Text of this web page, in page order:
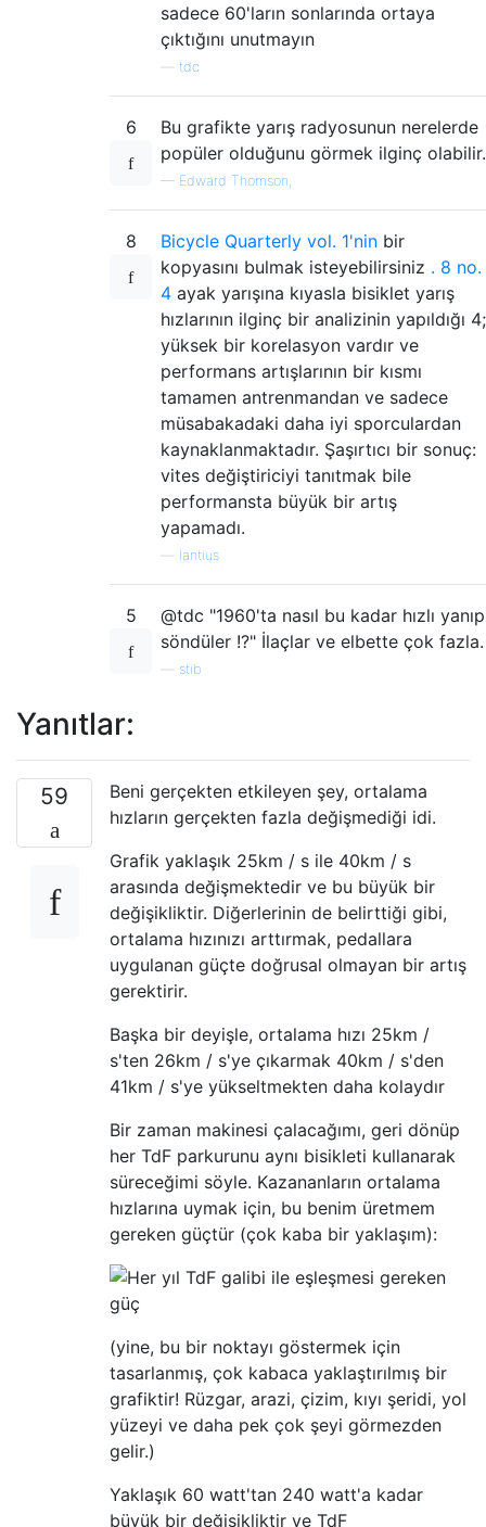
sadece 60'ların sonlarında ortaya
çıktığını unutmayın
tdc
6
Bu grafikte yarış radyosunun nerelerde
popüler olduğunu görmek ilginç olabilir.
— Edward Thomson,
8 Bicycle Quarterly vol. 1'nin bir
kopyasını bulmak isteyebilirsiniz . 8 no.
4 ayak yarışına kıyasla bisiklet yarış
hızlarının ilginç bir analizinin yapıldığı 4;
yüksek bir korelasyon vardır ve
performans artışlarının bir kısmı
tamamen antrenmandan ve sadece
müsabakadaki daha iyi sporculardan
kaynaklanmaktadır. Şaşırtıcı bir sonuç:
vites değiştiriciyi tanıtmak bile
performansta büyük bir artış
yapamadı.
lantius
5
@tdc "1960'ta nasıl bu kadar hızlı yanıp
söndüler !?" İlaçlar ve elbette çok fazla.
stib
Yanıtlar:
59
Beni gerçekten etkileyen şey, ortalama
hızların gerçekten fazla değişmediği idi.
Grafik yaklaşık 25km / s ile 40km / s
arasında değişmektedir ve bu büyük bir
değişikliktir. Diğerlerinin de belirttiği gibi,
ortalama hızınızı arttırmak, pedallara
uygulanan güçte doğrusal olmayan bir artış
gerektirir.
Başka bir deyişle, ortalama hızı 25km /
s'ten 26km / s'ye çıkarmak 40km / s'den
41km / s'ye yükseltmekten daha kolaydır
Bir zaman makinesi çalacağımı, geri dönüp
her TdF parkurunu aynı bisikleti kullanarak
süreceğimi söyle. Kazananların ortalama
hızlarına uymak için, bu benim üretmem
gereken güçtür (çok kaba bir yaklaşım):
(yine, bu bir noktayı göstermek için
tasarlanmış, çok kabaca yaklaştırılmış bir
grafiktir! Rüzgar, arazi, çizim, kıyı şeridi, yol
yüzeyi ve daha pek çok şeyi görmezden
gelir.)
Yaklaşık 60 watt'tan 240 watt'a kadar
büyük bir değişikliktir ve TdF